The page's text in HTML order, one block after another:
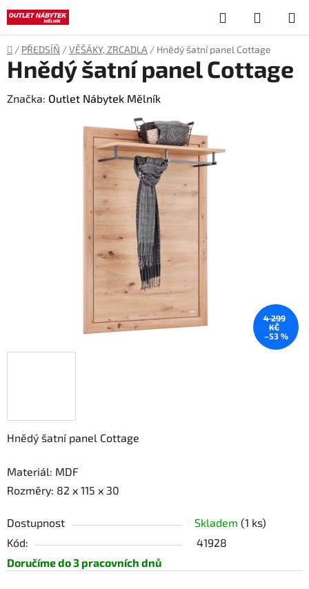
Přejít
na
obsah
Hledat
KOŠÍK
Domů
/ PŘEDSÍŇ /VĚŠÁKY, ZRCADLA / Hnědý šatní panel Cottage
Hnědý šatní panel Cottage
Materiál: MDF
Rozměry: 82 x 115 x 30
Dostupnost Skladem (1 ks)
Kód:
41928
Doručíme do 3 pracovních dnů
Hnědý šatní panel Cottage
Značka: Outlet Nábytek Mělník
4 299
KČ
–53 %